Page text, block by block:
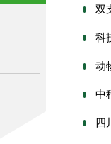
双
科
动
中
四